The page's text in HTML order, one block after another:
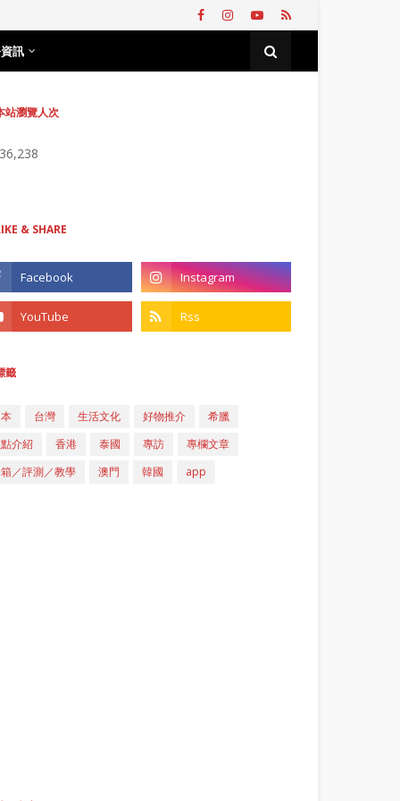
訊
站瀏覽人次
& SHARE
籤
台灣 生活文化 好物推介
希臘
介紹
香港 泰國 專訪
專欄文章
／評測／教學
澳門 韓國 app